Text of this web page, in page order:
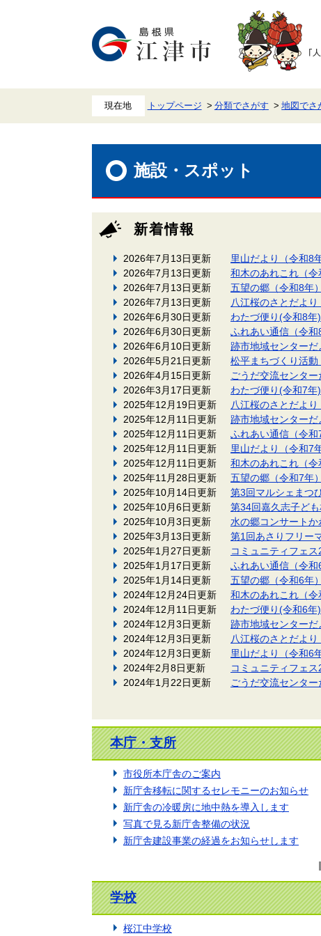
トップページ 分類でさがす 地図でさ
施設・スポット
新着情報
2026年7月13日更新
里山だより（令和8年
2026年7月13日更新
和木のあれこれ（令
2026年7月13日更新
五望の郷（令和8年）
2026年7月13日更新
八江桜のさとだより
2026年6月30日更新
わたづ便り(令和8年)
2026年6月30日更新
ふれあい通信（令和
2026年6月10日更新
跡市地域センターだ
2026年5月21日更新
松平まちづくり活動
2026年4月15日更新
ごうだ交流センター
2026年3月17日更新
わたづ便り(令和7年)
2025年12月19日更新
八江桜のさとだより
2025年12月11日更新
跡市地域センターだ
2025年12月11日更新
ふれあい通信（令和
2025年12月11日更新
里山だより（令和7年
2025年12月11日更新
和木のあれこれ（令
2025年11月28日更新
五望の郷（令和7年）
2025年10月14日更新
第3回マルシェまつ
2025年10月6日更新
第34回嘉久志子ど
2025年10月3日更新
水の郷コンサートか
2025年3月13日更新
第1回あさりフリー
2025年1月27日更新
コミュニティフェス
2025年1月17日更新
ふれあい通信（令和
2025年1月14日更新
五望の郷（令和6年）
2024年12月24日更新
和木のあれこれ（令
2024年12月11日更新
わたづ便り(令和6年)
2024年12月3日更新
跡市地域センターだ
2024年12月3日更新
八江桜のさとだより
2024年12月3日更新
里山だより（令和6年
2024年2月8日更新
コミュニティフェス
2024年1月22日更新
ごうだ交流センター
本庁・支所
市役所本庁舎のご案内
新庁舎移転に関するセレモニーのお知らせ
新庁舎の冷暖房に地中熱を導入します
写真で見る新庁舎整備の状況
新庁舎建設事業の経過をお知らせします
学校
桜江中学校